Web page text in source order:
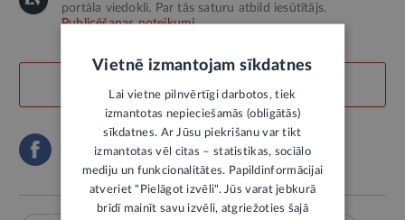
portāla viedokli. Par tās saturu atbild iesūtītājs.
Publicēšanas noteikumi
Vietnē izmantojam sīkdatnes
Lai vietne pilnvērtīgi darbotos, tiek
izmantotas nepieciešamās (obligātās)
sīkdatnes. Ar Jūsu piekrišanu var tikt
izmantotas vēl citas – statistikas, sociālo
mediju un funkcionalitātes. Papildinformācijai
atveriet "Pielāgot izvēli". Jūs varat jebkurā
brīdī mainīt savu izvēli, atgriežoties šajā